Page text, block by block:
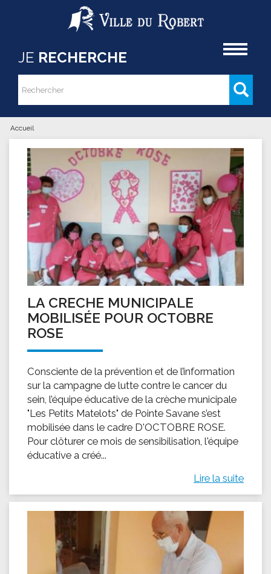
Aller au contenu principal
JE RECHERCHE
Formulaire de recherche
Rechercher
Vous êtes ici
Accueil
LA CRECHE MUNICIPALE
MOBILISÉE POUR OCTOBRE
ROSE
Consciente de la prévention et de l’information
sur la campagne de lutte contre le cancer du
sein, l’équipe éducative de la crèche municipale
"Les Petits Matelots" de Pointe Savane s’est
mobilisée dans le cadre D'OCTOBRE ROSE.
Pour clôturer ce mois de sensibilisation, l'équipe
éducative a créé...
Lire la suite